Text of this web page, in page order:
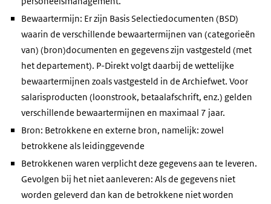
Bewaartermijn: Er zijn Basis Selectiedocumenten (BSD)
waarin de verschillende bewaartermijnen van (categorieën
van) (bron)documenten en gegevens zijn vastgesteld (met
het departement). P-Direkt volgt daarbij de wettelijke
bewaartermijnen zoals vastgesteld in de Archiefwet. Voor
salarisproducten (loonstrook, betaalafschrift, enz.) gelden
verschillende bewaartermijnen en maximaal 7 jaar.
Bron: Betrokkene en externe bron, namelijk: zowel
betrokkene als leidinggevende
Betrokkenen waren verplicht deze gegevens aan te leveren.
Gevolgen bij het niet aanleveren: Als de gegevens niet
worden geleverd dan kan de betrokkene niet worden